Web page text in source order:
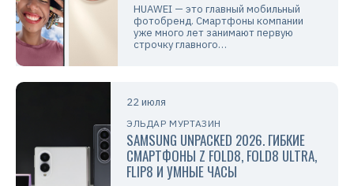
HUAWEI — это главный мобильный
фотобренд. Смартфоны компании
уже много лет занимают первую
строчку главного…
22 июля
ЭЛЬДАР МУРТАЗИН
SAMSUNG UNPACKED 2026. ГИБКИЕ
СМАРТФОНЫ Z FOLD8, FOLD8 ULTRA,
FLIP8 И УМНЫЕ ЧАСЫ